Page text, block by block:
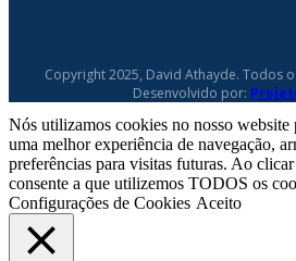
Copyright 2025, David Athayde. Todos
Desenvolvido por:
Nós utilizamos cookies no nosso website
uma melhor experiência de navegação,
preferências para visitas futuras. Ao
consente a que utilizemos TODOS os
Configurações de Cookies Aceito